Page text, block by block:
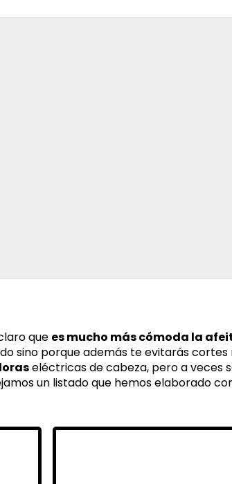
que es mucho más cómoda la
sino porque además te evitarás cortes
eléctricas de cabeza, pero a veces
un listado que hemos elaborado